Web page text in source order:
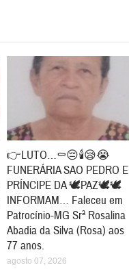
👉LUTO…⚰😔🕯😪😭
FUNERÁRIA SAO PEDRO E
PRÍNCIPE DA 🕊PAZ🕊🕊
INFORMAM… Faleceu em
Patrocínio-MG Srª Rosalina
Abadia da Silva (Rosa) aos
77 anos.
agosto 07, 2026